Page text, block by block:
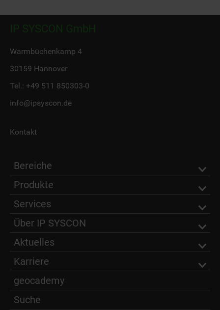
IP SYSCON GmbH
Warmbüchenkamp 4
30159 Hannover
Tel.: +49 511 850303-0
info@ipsyscon.de
Kontakt
Bereiche
Produkte
Services
Über IP SYSCON
Aktuelles
Karriere
geocademy
Suche